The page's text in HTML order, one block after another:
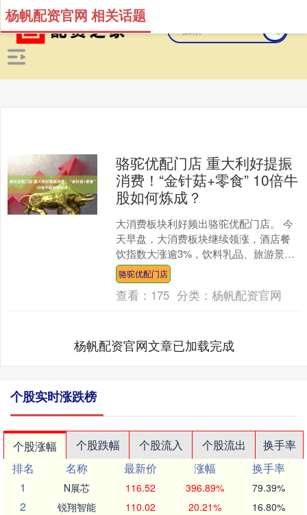
杨帆配资官网 相关话题
骆驼优配门店 重大利好提振
消费！“金针菇+零食” 10倍牛
股如何炼成？
大消费板块利好频出骆驼优配门店。 今
天早盘，大消费板块继续领涨，酒店餐
饮指数大涨逾3%，饮料乳品、旅游景区
等逆市上涨。往前看，清明节后大消费
板块持续走强，商贸零....
骆驼优配门店
查看： 175 分类：杨帆配资官网
杨帆配资官网文章已加载完成
个股实时涨跌榜
个股涨幅 个股跌幅 个股流入 个股流出
换手率
排名
名称 最新价 涨幅
换手率
1
N展芯 116.52 396.89% 79.39%
2 锐翔智能 110.02 20.21% 16.80%